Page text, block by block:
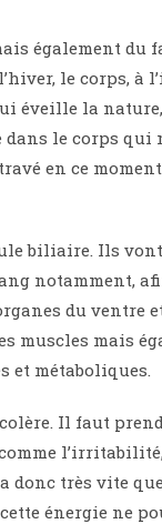
également du
le corps, à
éveille la
le corps qui
en ce
biliaire. Ils
notamment,
du ventre
muscles mais
métaboliques.
Il faut
donc très vite
énergie ne